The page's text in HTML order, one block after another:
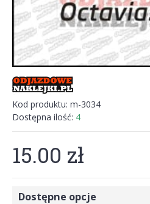
Kod produktu: m-3034
Dostępna ilość: 4
15.00 zł
Dostępne opcje